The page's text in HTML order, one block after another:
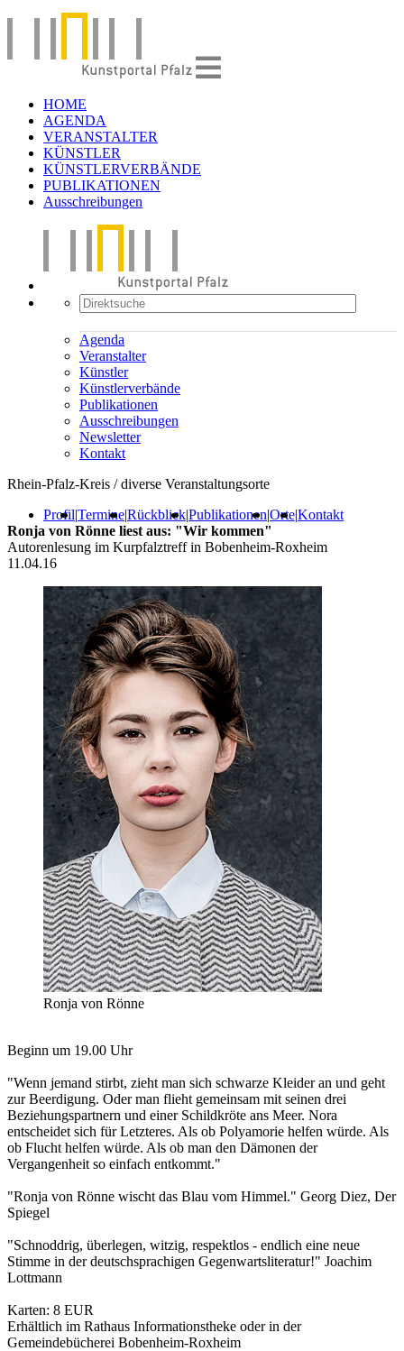
HOME
AGENDA
VERANSTALTER
KÜNSTLER
KÜNSTLERVERBÄNDE
PUBLIKATIONEN
Ausschreibungen
Agenda
Veranstalter
Künstler
Künstlerverbände
Publikationen
Ausschreibungen
Newsletter
Kontakt
Rhein-Pfalz-Kreis / diverse Veranstaltungsorte
Profil|Termine|Rückblick|Publikationen|Orte|Kontakt
Ronja von Rönne liest aus: "Wir kommen"
Autorenlesung im Kurpfalztreff in Bobenheim-Roxheim
11.04.16
Ronja von Rönne
Beginn um 19.00 Uhr
"Wenn jemand stirbt, zieht man sich schwarze Kleider an und geht
zur Beerdigung. Oder man flieht gemeinsam mit seinen drei
Beziehungspartnern und einer Schildkröte ans Meer. Nora
entscheidet sich für Letzteres. Als ob Polyamorie helfen würde. Als
ob Flucht helfen würde. Als ob man den Dämonen der
Vergangenheit so einfach entkommt."
"Ronja von Rönne wischt das Blau vom Himmel." Georg Diez, Der
Spiegel
"Schnoddrig, überlegen, witzig, respektlos - endlich eine neue
Stimme in der deutschsprachigen Gegenwartsliteratur!" Joachim
Lottmann
Karten: 8 EUR
Erhältlich im Rathaus Informationstheke oder in der
Gemeindebücherei Bobenheim-Roxheim